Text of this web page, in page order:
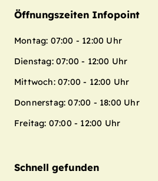
Öffnungszeiten Infopoint
Montag: 07:00 - 12:00 Uhr
Dienstag: 07:00 - 12:00 Uhr
Mittwoch: 07:00 - 12:00 Uhr
Donnerstag: 07:00 - 18:00 Uhr
Freitag: 07:00 - 12:00 Uhr
Schnell gefunden